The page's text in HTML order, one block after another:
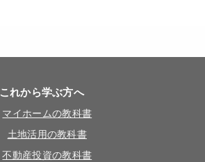
これから学ぶ方へ
マイホームの教科書
土地活用の教科書
不動産投資の教科書